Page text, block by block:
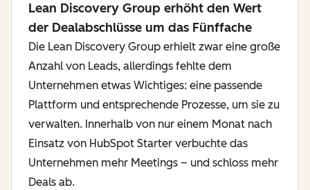
Lean Discovery Group erhöht den Wert
der Dealabschlüsse um das Fünffache
Die Lean Discovery Group erhielt zwar eine große
Anzahl von Leads, allerdings fehlte dem
Unternehmen etwas Wichtiges: eine passende
Plattform und entsprechende Prozesse, um sie zu
verwalten. Innerhalb von nur einem Monat nach
Einsatz von HubSpot Starter verbuchte das
Unternehmen mehr Meetings – und schloss mehr
Deals ab.